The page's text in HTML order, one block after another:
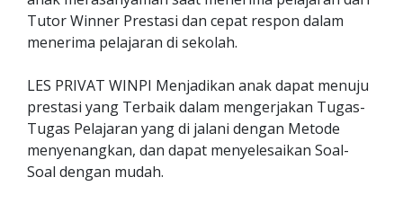
Tutor Winner Prestasi dan cepat respon dalam
menerima pelajaran di sekolah.
LES PRIVAT WINPI Menjadikan anak dapat menuju
prestasi yang Terbaik dalam mengerjakan Tugas-
Tugas Pelajaran yang di jalani dengan Metode
menyenangkan, dan dapat menyelesaikan Soal-
Soal dengan mudah.